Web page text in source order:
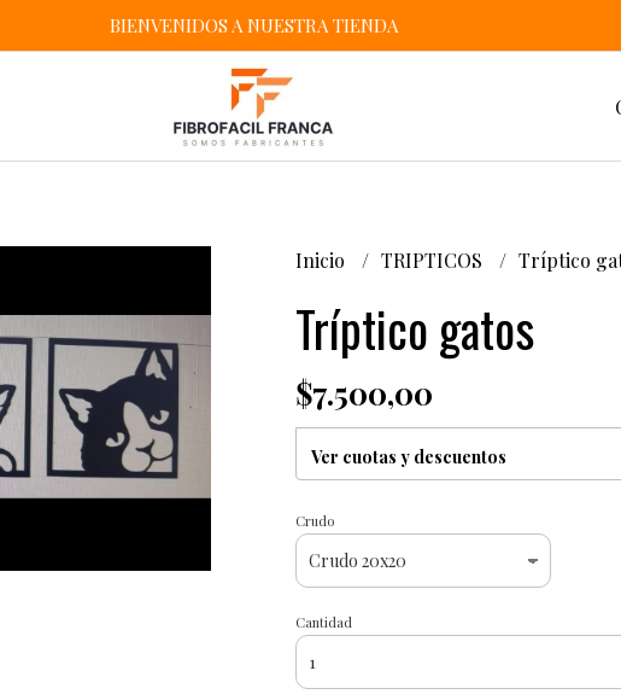
BIENVENIDOS A NUESTRA TIENDA
Inicio TRIPTICOS Tríptico
Tríptico gatos
$7.500,00
Ver cuotas y descuentos
Crudo
Cantidad